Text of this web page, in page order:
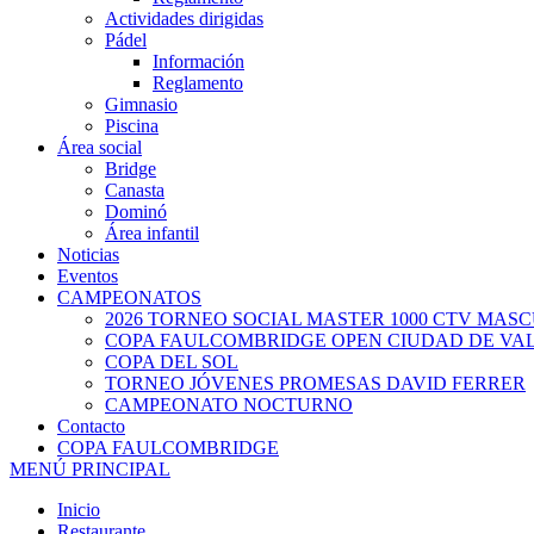
Actividades dirigidas
Pádel
Información
Reglamento
Gimnasio
Piscina
Área social
Bridge
Canasta
Dominó
Área infantil
Noticias
Eventos
CAMPEONATOS
2026 TORNEO SOCIAL MASTER 1000 CTV
COPA FAULCOMBRIDGE OPEN CIUDAD DE
COPA DEL SOL
TORNEO JÓVENES PROMESAS DAVID FERRER
CAMPEONATO NOCTURNO
Contacto
COPA FAULCOMBRIDGE
MENÚ PRINCIPAL
Inicio